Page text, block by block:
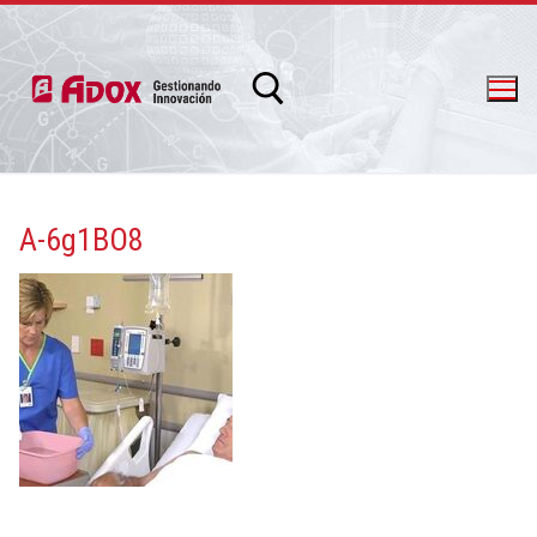
info@adox.com.ar whatsapp: 54 9 11 6230 2470
A-6g1BO8